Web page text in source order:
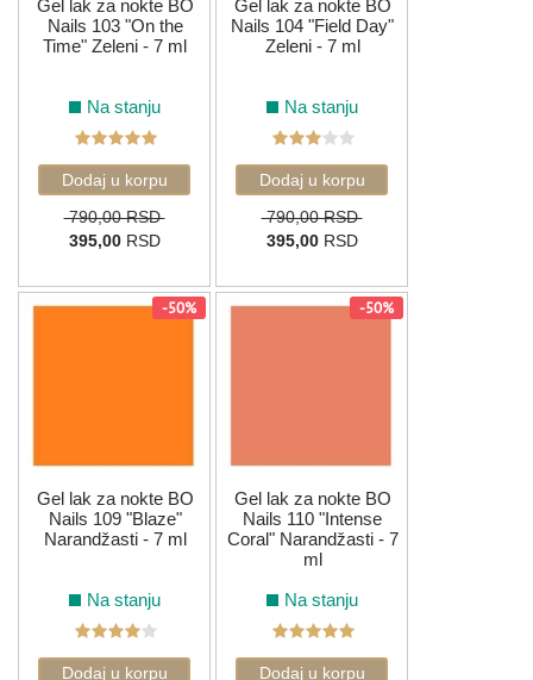
Gel lak za nokte BO
Nails 103 "On the
Time" Zeleni - 7 ml
Na stanju
790,00 RSD
395,00RSD
Gel lak za nokte BO
Nails 104 "Field Day"
Zeleni - 7 ml
Na stanju
790,00 RSD
395,00RSD
-50%
Gel lak za nokte BO
Nails 109 "Blaze"
Narandžasti - 7 ml
Na stanju
-50%
Gel lak za nokte BO
Nails 110 "Intense
Coral" Narandžasti - 7
ml
Na stanju